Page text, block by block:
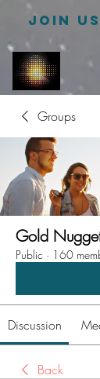
JOIN US
Groups
Gold
Public · 160
Discussion
Back